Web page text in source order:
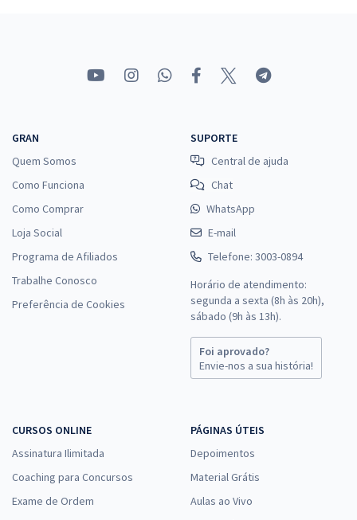
Comprar
FIOCRUZ - Fundação Oswaldo Cruz - Conhecimentos Específicos
para o Cargo de Analista em Saúde Pública - Perfil: Gestão de
R$13,33
Economize R$ 39,98 (-20%)
Comprar
FIOCRUZ - Fundação Oswaldo Cruz - Analista em Saúde Pública -
Perfil: Gestão de Projetos
23,99
GRAN
Quem Somos
Como Funciona
Como Comprar
Loja Social
Programa de Afiliados
Trabalhe Conosco
Preferência de Cookies
SUPORTE
Central de ajuda
Chat
WhatsApp
E-mail
Telefone: 3003-0894
Horário de atendimento:
segunda a sexta (8h às 20h),
sábado (9h às 13h).
Foi aprovado?
Envie-nos a sua história!
CURSOS ONLINE
Assinatura Ilimitada
Coaching para Concursos
Exame de Ordem
PÁGINAS ÚTEIS
Depoimentos
Material Grátis
Aulas ao Vivo